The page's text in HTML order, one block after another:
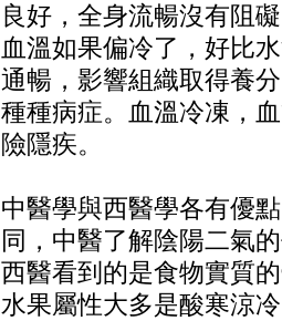
良好，全身流暢沒有阻
血溫如果偏冷了，好比
通暢，影響組織取得養
種種病症。血溫冷凍，
險隱疾。
中醫學與西醫學各有優
同，中醫了解陰陽二氣
西醫看到的是食物實質
水果屬性大多是酸寒涼